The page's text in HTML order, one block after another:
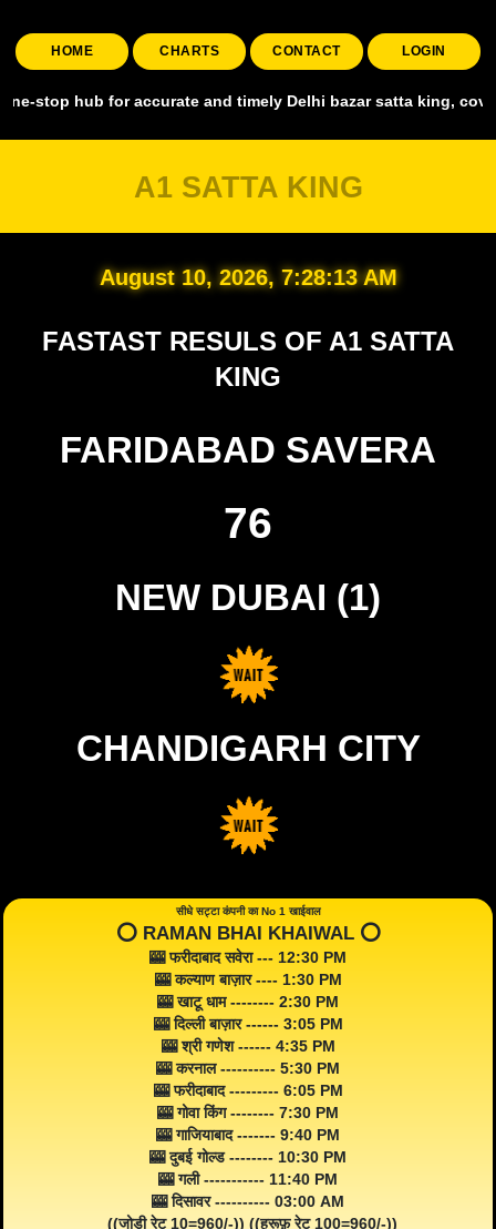
HOME CHARTS CONTACT LOGIN
hub for accurate and timely Delhi bazar satta king, covering
A1 SATTA KING
August 10, 2026, 7:28:14 AM
FASTAST RESULS OF A1 SATTA
KING
FARIDABAD SAVERA
76
NEW DUBAI (1)
CHANDIGARH CITY
सीधे सट्टा कंपनी का No 1 खाईवाल
⭕️ RAMAN BHAI KHAIWAL ⭕️
🎰 फरीदाबाद सवेरा --- 12:30 PM
🎰 कल्याण बाज़ार ---- 1:30 PM
🎰 खाटू धाम -------- 2:30 PM
🎰 दिल्ली बाज़ार ------ 3:05 PM
🎰 श्री गणेश ------ 4:35 PM
🎰 करनाल ---------- 5:30 PM
🎰 फरीदाबाद --------- 6:05 PM
🎰 गोवा किंग -------- 7:30 PM
🎰 गाजियाबाद ------- 9:40 PM
🎰 दुबई गोल्ड -------- 10:30 PM
🎰 गली ----------- 11:40 PM
🎰 दिसावर ---------- 03:00 AM
((जोड़ी रेट 10=960/-)) ((हरूफ़ रेट 100=960/-))